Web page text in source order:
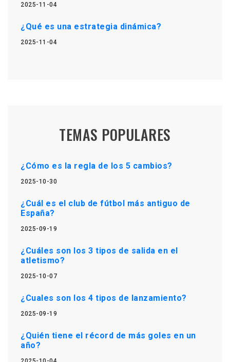
2025-11-04
¿Qué es una estrategia dinámica?
2025-11-04
TEMAS POPULARES
¿Cómo es la regla de los 5 cambios?
2025-10-30
¿Cuál es el club de fútbol más antiguo de
España?
2025-09-19
¿Cuáles son los 3 tipos de salida en el
atletismo?
2025-10-07
¿Cuales son los 4 tipos de lanzamiento?
2025-09-19
¿Quién tiene el récord de más goles en un
año?